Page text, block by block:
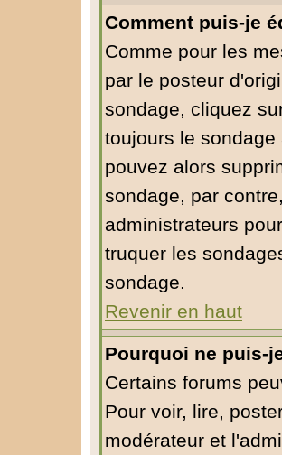
Comment puis-je
Comme pour les
par le posteur
sondage, cliquez
toujours le
pouvez alors
sondage, par
administrateurs
truquer les
sondage.
Revenir en haut
Pourquoi ne puis-
Certains forums
Pour voir, lire,
modérateur et